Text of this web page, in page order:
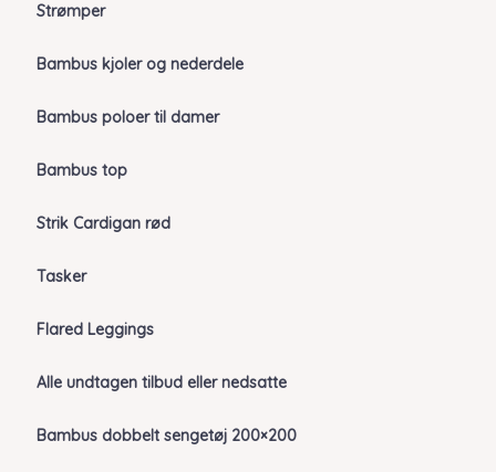
Strømper
Bambus kjoler og nederdele
Bambus poloer til damer
Bambus top
Strik Cardigan rød
Tasker
Flared Leggings
Alle undtagen tilbud eller nedsatte
Bambus dobbelt sengetøj 200×200